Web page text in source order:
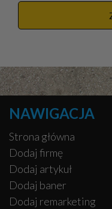
NAWIGACJA
Strona główna
Dodaj firmę
Dodaj artykuł
Dodaj baner
Dodaj remarketing